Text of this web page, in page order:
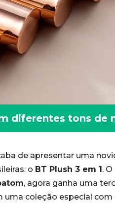
diferentes tons de
de apresentar uma
o BT Plush 3 em 1.
, agora ganha uma
uma coleção especial com